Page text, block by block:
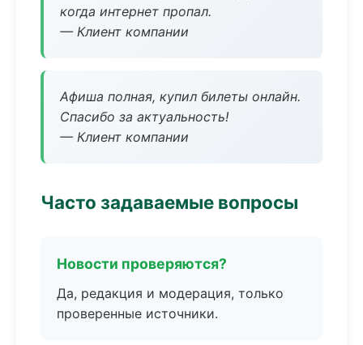
когда интернет пропал.
— Клиент компании
Афиша полная, купил билеты онлайн.
Спасибо за актуальность!
— Клиент компании
Часто задаваемые вопросы
Новости проверяются?
Да, редакция и модерация, только
проверенные источники.